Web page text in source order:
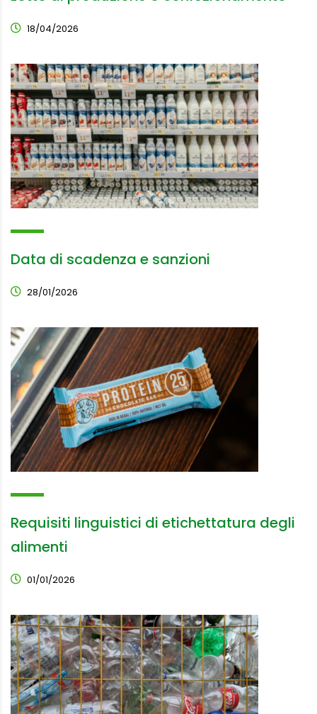
18/04/2026
Data di scadenza e sanzioni
28/01/2026
Requisiti linguistici di etichettatura degli
alimenti
01/01/2026